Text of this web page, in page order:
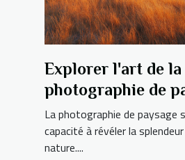
Explorer l'art de la
photographie de
pour capturer la
naturelle
La photographie de paysage
capacité à révéler la
nature....